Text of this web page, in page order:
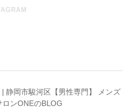
静岡市駿河区【男性専門】 メンズ
ロンONEのBLOG